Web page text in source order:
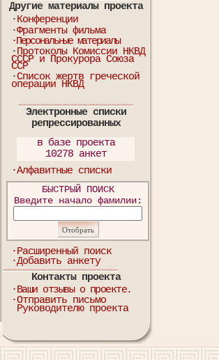
Другие материалы проекта
·Конференции
·Фрагменты фильма
·Персональные материалы
·Протоколы Комиссии НКВД
СССР и Прокурора Союза
ССР
·Список жертв греческой
операции НКВД
Электронные списки
репрессированных
в базе проекта
10278 анкет
·Алфавитные списки
БЫСТРЫЙ ПОИСК
Введите начало фамилии:
·Расширенный поиск
·Добавить анкету
Контакты проекта
·Ваши отзывы о проекте.
·Отправить письмо
Руководителю проекта